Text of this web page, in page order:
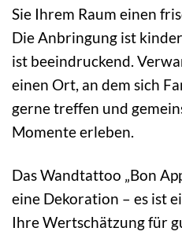
Sie Ihrem Raum einen
Die Anbringung ist
ist beeindruckend.
einen Ort, an dem sich
gerne treffen und
Momente erleben.
Das Wandtattoo „Bon
eine Dekoration – es ist
Ihre Wertschätzung für